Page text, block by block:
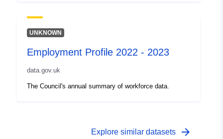
UNKNOWN
Employment Profile 2022 - 2023
data.gov.uk
The Council's annual summary of workforce data.
Explore similar datasets arrow_forward